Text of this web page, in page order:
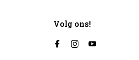
Volg ons!